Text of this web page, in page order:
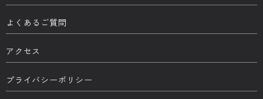
よくあるご質問
アクセス
プライバシーポリシー